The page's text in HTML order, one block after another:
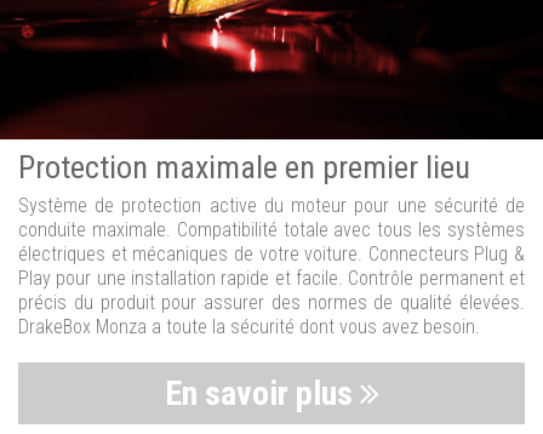
Protection maximale en premier lieu
Système de protection active du moteur pour une sécurité de
conduite maximale. Compatibilité totale avec tous les systèmes
électriques et mécaniques de votre voiture. Connecteurs Plug &
Play pour une installation rapide et facile. Contrôle permanent et
précis du produit pour assurer des normes de qualité élevées.
DrakeBox Monza a toute la sécurité dont vous avez besoin.
En savoir plus